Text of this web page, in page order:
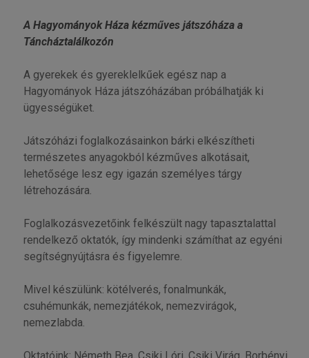
A Hagyományok Háza kézműves játszóháza a
Táncháztalálkozón
A gyerekek és gyereklelkűek egész nap a
Hagyományok Háza játszóházában próbálhatják ki
ügyességüket.
Játszóházi foglalkozásainkon bárki elkészítheti
természetes anyagokból kézműves alkotásait,
lehetősége lesz egy igazán személyes tárgy
létrehozására.
Foglalkozásvezetőink felkészült nagy tapasztalattal
rendelkező oktatók, így mindenki számíthat az egyéni
segítségnyújtásra és figyelemre.
Mivel készülünk: kötélverés, fonalmunkák,
csuhémunkák, nemezjátékok, nemezvirágok,
nemezlabda.